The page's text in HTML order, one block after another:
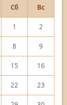
Сб Вс
1 2
8 9
15 16
22 23